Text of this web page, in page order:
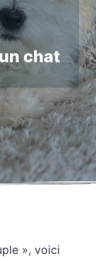
chat
», voici